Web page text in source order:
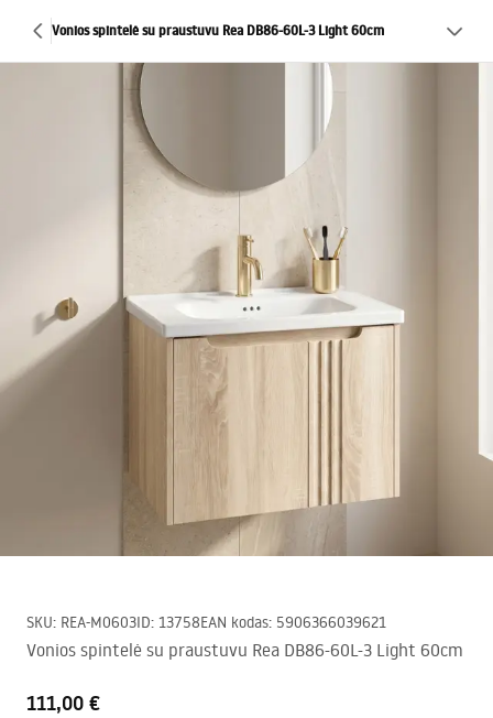
Vonios spintelė su praustuvu Rea DB86-60L-3 Light 60cm
SKU: REA-M0603ID: 13758EAN kodas: 5906366039621
Vonios spintelė su praustuvu Rea DB86-60L-3 Light 60cm
111,00 €